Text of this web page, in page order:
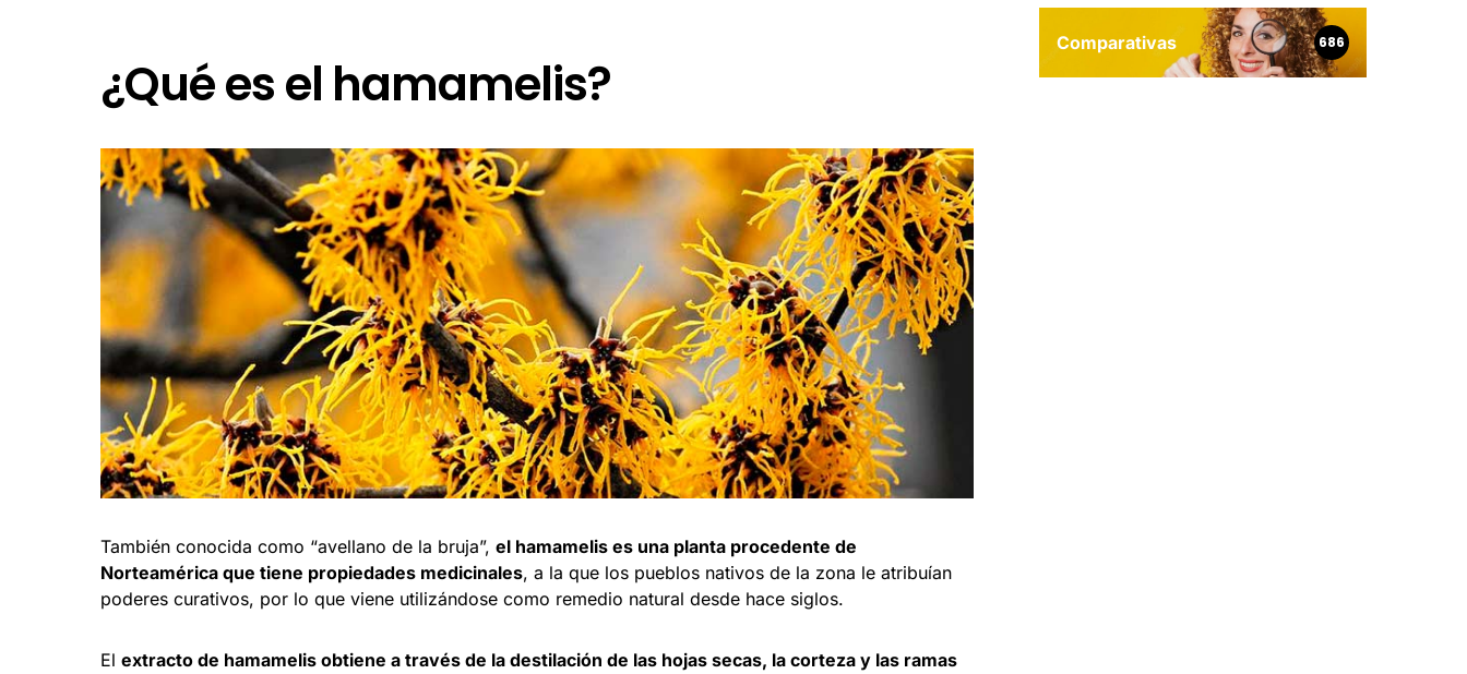
¿Qué es el hamamelis?
También conocida como “avellano de la bruja”, el hamamelis es una planta procedente de
Norteamérica que tiene propiedades medicinales, a la que los pueblos nativos de la zona le atribuían
poderes curativos, por lo que viene utilizándose como remedio natural desde hace siglos.
El extracto de hamamelis obtiene a través de la destilación de las hojas secas, la corteza y las ramas
Comparativas 686